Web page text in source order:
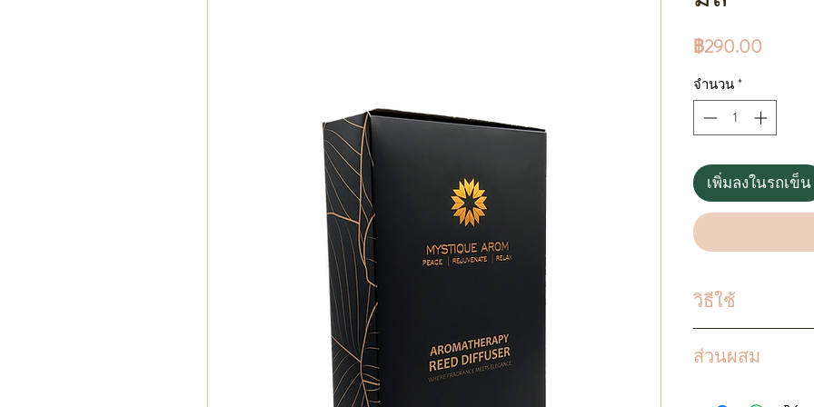
฿290.00
จำนวน*
เพิ่มลงในรถเข็น
วิธีใช้
น้ำมัน ดิฟฟิวเซอร์
ส่วนผสม